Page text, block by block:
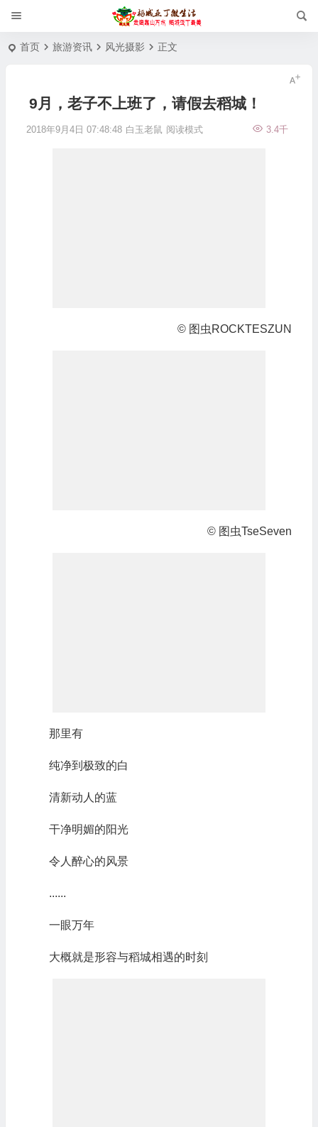
首页 旅游资讯 风光摄影 正文
9月，老子不上班了，请假去稻城！
2018年9月4日 07:48:48 白玉老鼠 3.4千
阅读模式
© 图虫ROCKTESZUN
© 图虫TseSeven
那里有
纯净到极致的白
清新动人的蓝
干净明媚的阳光
令人醉心的风景
......
一眼万年
大概就是形容与稻城相遇的时刻